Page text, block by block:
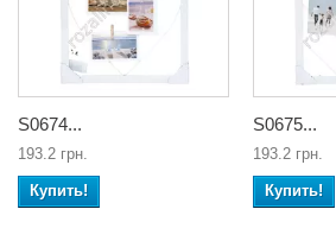
S0674...
193.2 грн.
Купить!
S0675...
193.2 грн.
Купить!